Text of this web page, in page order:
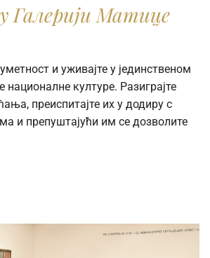
koristite u obrazovne svrhe i
od 720 piksela širine (72dpi),
direktno iz pretraživača kolekcije.
fotografija visoke rezolucije radi
u naučne, stručne ili
izdavanje digitalne fotografije.
Галерији Матице
и уживајте у јединственом
националне културе. Разиграјте
преиспитајте их у додиру с
и препуштајући им се дозволите